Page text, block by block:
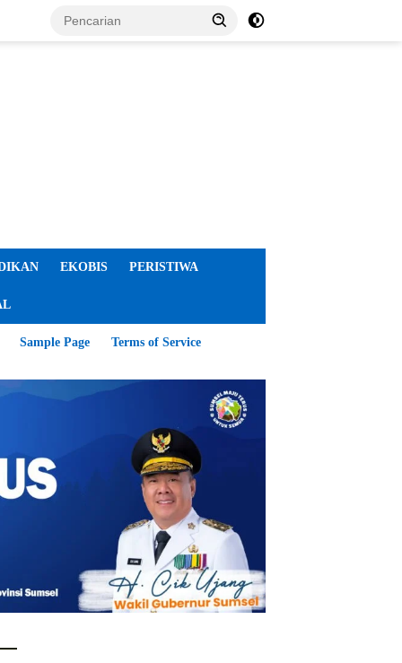
EKOBIS PERISTIWA
Sample Page Terms of Service